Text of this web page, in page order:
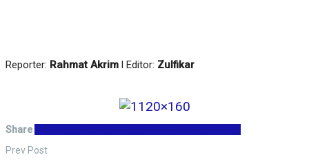
Reporter: Rahmat Akrim l Editor: Zulfikar
Share
Prev Post